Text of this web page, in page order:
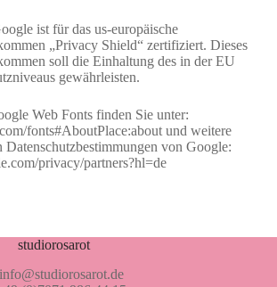
ist für das us-europäische
„Privacy Shield“ zertifiziert. Dieses
soll die Einhaltung des in der EU
gewährleisten.
Web Fonts finden Sie unter:
fonts#AboutPlace:about und weitere
von Google:
privacy/partners?hl=de
studiorosarot